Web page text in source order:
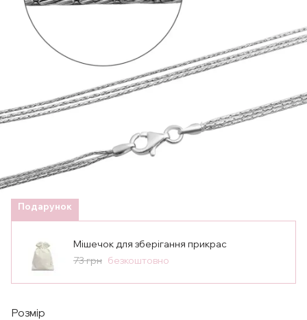
Подарунок
Мішечок для зберігання прикрас
73 грн безкоштовно
Розмір